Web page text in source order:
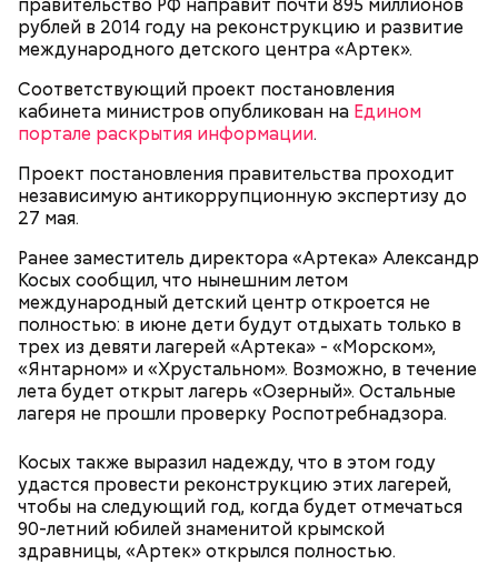
правительство РФ направит почти 895 миллионов
рублей в 2014 году на реконструкцию и развитие
международного детского центра «Артек».
Соответствующий проект постановления
кабинета министров опубликован на Едином
портале раскрытия информации.
Проект постановления правительства проходит
независимую антикоррупционную экспертизу до
27 мая.
Ранее заместитель директора «Артека» Александр
Косых сообщил, что нынешним летом
международный детский центр откроется не
полностью: в июне дети будут отдыхать только в
трех из девяти лагерей «Артека» - «Морском»,
«Янтарном» и «Хрустальном». Возможно, в течение
лета будет открыт лагерь «Озерный». Остальные
лагеря не прошли проверку Роспотребнадзора.
Косых также выразил надежду, что в этом году
удастся провести реконструкцию этих лагерей,
чтобы на следующий год, когда будет отмечаться
90-летний юбилей знаменитой крымской
здравницы, «Артек» открылся полностью.
А еще, удержав меч палача, святой Николай спас от
смерти трех мужей, невинно осужденных
корыстолюбивым градоначальником.
За свою земную жизнь он совершил множество
добрых дел во славу Божию.
2-3 картофелины,
1 некрупное яблоко,
1 некрупный помидор,
салатная заправка.
Очищенный сырой салатный сельдерей
нашинковать соломкой. Яблоки очистить от
кожицы и семян, нарезать ломтиками. Так же
нарезать вареный картофель. Продукты
перемешать, полить салатной заправкой, выложить
в салатник горкой и украсить веточками
сельдерея, кусочками свежих помидоров и
ломтиками яблок.